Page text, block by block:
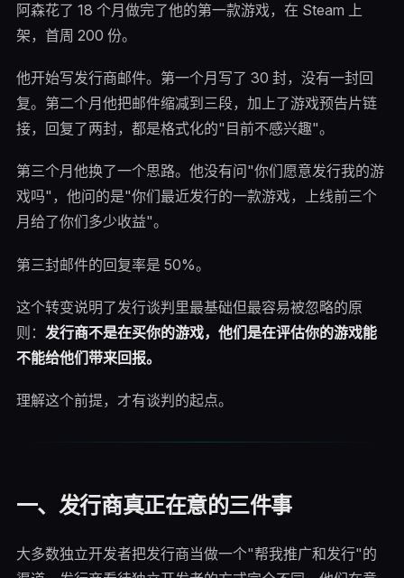
阿森花了 18 个月做完了他的第一款游戏，在 Steam 上
架，首周 200 份。
他开始写发行商邮件。第一个月写了 30 封，没有一封回
复。第二个月他把邮件缩减到三段，加上了游戏预告片链
接，回复了两封，都是格式化的"目前不感兴趣"。
第三个月他换了一个思路。他没有问"你们愿意发行我的游
戏吗"，他问的是"你们最近发行的一款游戏，上线前三个
月给了你们多少收益"。
第三封邮件的回复率是 50%。
这个转变说明了发行谈判里最基础但最容易被忽略的原
则： 发行商不是在买你的游戏，他们是在评估你的游戏能
不能给他们带来回报。
理解这个前提，才有谈判的起点。
一、发行商真正在意的三件事
大多数独立开发者把发行商当做一个"帮我推广和发行"的